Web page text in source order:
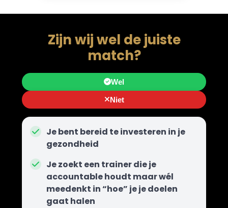
Zijn wij wel de juiste
match?
Wel
Niet
Je bent bereid te investeren in je
gezondheid
Je zoekt een trainer die je
accountable houdt maar wél
meedenkt in “hoe” je je doelen
gaat halen